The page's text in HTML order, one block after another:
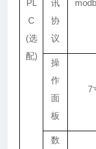
PL
C
(选
配)
讯
协
议
操
作
面
板
7
数